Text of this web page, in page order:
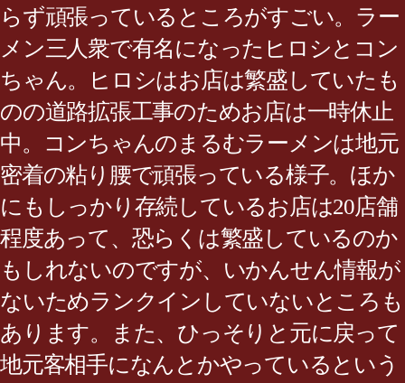
らず頑張っているところがすごい。ラー
メン三人衆で有名になったヒロシとコン
ちゃん。ヒロシはお店は繁盛していたも
のの道路拡張工事のためお店は一時休止
中。コンちゃんのまるむラーメンは地元
密着の粘り腰で頑張っている様子。ほか
にもしっかり存続しているお店は20店舗
程度あって、恐らくは繁盛しているのか
もしれないのですが、いかんせん情報が
ないためランクインしていないところも
あります。また、ひっそりと元に戻って
地元客相手になんとかやっているという